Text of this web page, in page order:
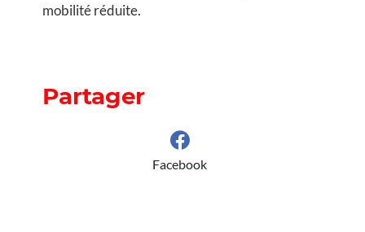
mobilité réduite.
Partager
Facebook